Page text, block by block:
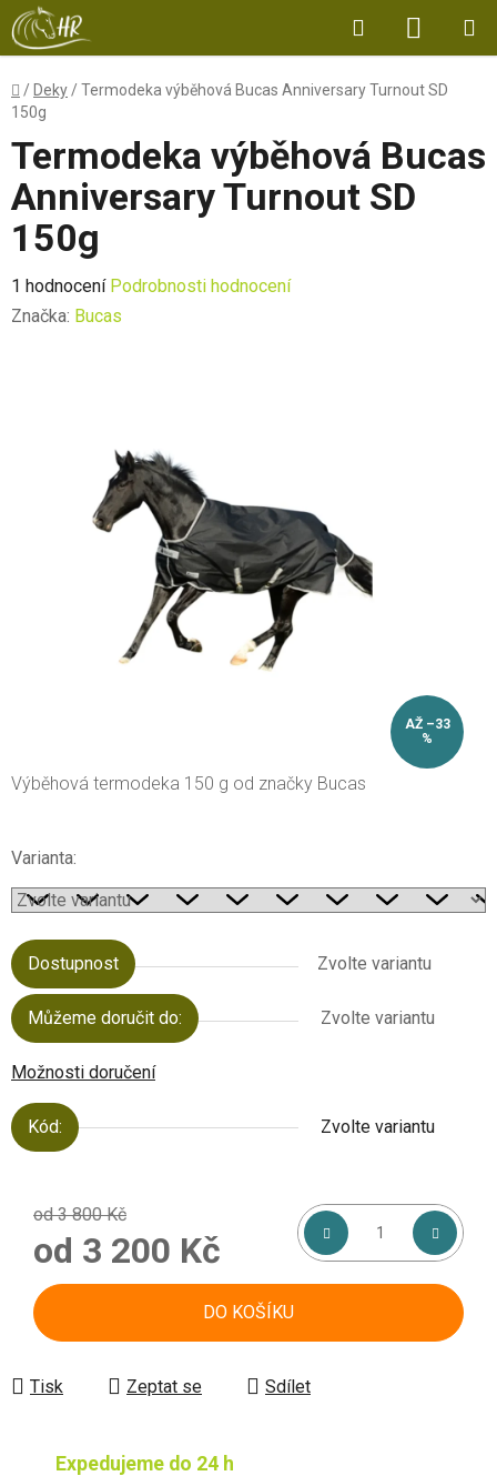
Přejít
na
obsah
Hledat
KOŠÍK
Domů
/ Deky /Termodeka výběhová Bucas Anniversary Turnout SD
150g
Výběhová termodeka 150 g od značky Bucas
Varianta:
Dostupnost Zvolte variantu
Můžeme doručit do: Zvolte variantu
Možnosti doručení
Kód: Zvolte variantu
od 3 800 Kč
od 3 200 Kč
Měrná cena:
DO KOŠÍKU
Tisk Zeptat se Sdílet
Termodeka výběhová Bucas
Anniversary Turnout SD
150g
Průměrné
hodnocení
1 hodnocení Podrobnosti hodnocení
Značka: Bucas
AŽ –33
%
Expedujeme do 24 h